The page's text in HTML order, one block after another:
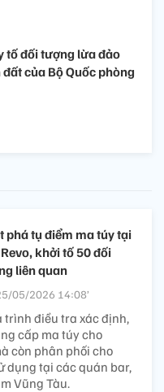
tố đối tượng lừa đảo
đất của Bộ Quốc phòng
phá tụ điểm ma túy tại
khởi tố 50 đối
liên quan
05/2026 14:08’
trình điều tra xác định,
cấp ma túy cho
còn phân phối cho
dụng tại các quán bar,
Vũng Tàu.